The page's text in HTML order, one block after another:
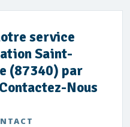
service
Saint-
(87340) par
Nous